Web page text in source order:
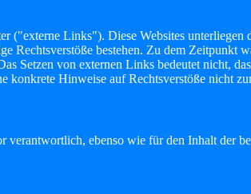
("externe Links"). Diese Websites
Rechtsverstöße bestehen. Zu dem
Setzen von externen Links bedeutet nicht,
Hinweise auf Rechtsverstöße nicht
ebenso wie für den Inhalt der